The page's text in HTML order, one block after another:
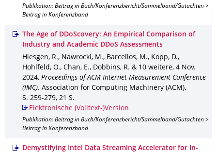
Publikation: Beitrag in Buch/Konferenzbericht/Sammelband/Gutachten >
Beitrag in Konferenzband
The Age of DDoScovery: An Empirical Comparison of
Industry and Academic DDoS Assessments
Hiesgen, R., Nawrocki, M., Barcellos, M., Kopp, D.,
Hohlfeld, O., Chan, E., Dobbins, R. & 10 weitere, 4 Nov.
2024, Proceedings of ACM Internet Measurement Conference
(IMC). Association for Computing Machinery (ACM),
S. 259-279, 21 S.
Elektronische (Volltext-)Version
Publikation: Beitrag in Buch/Konferenzbericht/Sammelband/Gutachten >
Beitrag in Konferenzband
Demystifying Intel Data Streaming Accelerator for In-